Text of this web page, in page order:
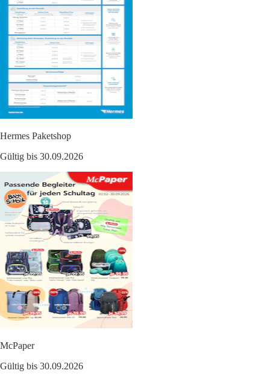
Hermes Paketshop
Gültig bis 30.09.2026
McPaper
Gültig bis 30.09.2026